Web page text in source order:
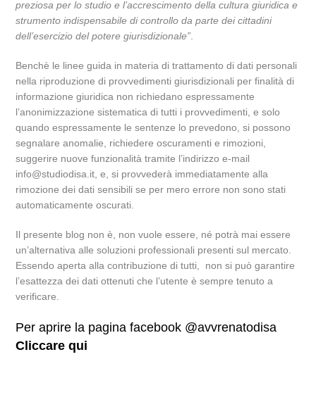
preziosa per lo studio e l’accrescimento della cultura giuridica e
strumento indispensabile di controllo da parte dei cittadini
dell’esercizio del potere giurisdizionale”
Benchè le linee guida in materia di trattamento di dati personali
nella riproduzione di provvedimenti giurisdizionali per finalità di
informazione giuridica non richiedano espressamente
l’anonimizzazione sistematica di tutti i provvedimenti, e solo
quando espressamente le sentenze lo prevedono, si possono
segnalare anomalie, richiedere oscuramenti e rimozioni,
suggerire nuove funzionalità tramite l’indirizzo e-mail
info@studiodisa.it, e, si provvederà immediatamente alla
rimozione dei dati sensibili se per mero errore non sono stati
automaticamente oscurati.
Il presente blog non è, non vuole essere, né potrà mai essere
un’alternativa alle soluzioni professionali presenti sul mercato.
Essendo aperta alla contribuzione di tutti, non si può garantire
l’esattezza dei dati ottenuti che l’utente è sempre tenuto a
verificare.
Per aprire la pagina facebook @avvrenatodisa
Cliccare qui